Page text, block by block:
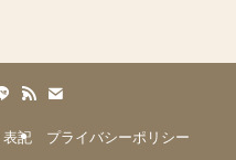
表記
プライバシーポリシー